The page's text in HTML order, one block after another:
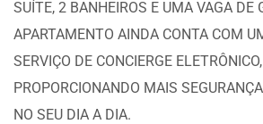
SUÍTE, 2 BANHEIROS E UMA VAGA DE
APARTAMENTO AINDA CONTA COM
SERVIÇO DE CONCIERGE ELETRÔNICO,
PROPORCIONANDO MAIS
NO SEU DIA A DIA.